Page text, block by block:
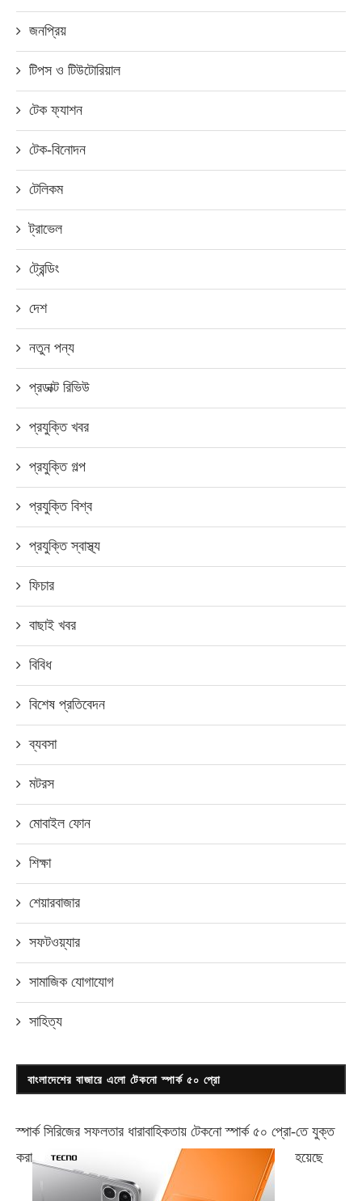
জনপ্রিয়
টিপস ও টিউটোরিয়াল
টেক ফ্যাশন
টেক-বিনোদন
টেলিকম
ট্রাভেল
ট্রেন্ডিং
দেশ
নতুন পন্য
প্রডাক্ট রিভিউ
প্রযুক্তি খবর
প্রযুক্তি গল্প
প্রযুক্তি বিশ্ব
প্রযুক্তি স্বাস্থ্য
ফিচার
বাছাই খবর
বিবিধ
বিশেষ প্রতিবেদন
ব্যবসা
মটরস
মোবাইল ফোন
শিক্ষা
শেয়ারবাজার
সফটওয়্যার
সামাজিক যোগাযোগ
সাহিত্য
বাংলাদেশের বাজারে এলো টেকনো স্পার্ক ৫০ প্রো
স্পার্ক সিরিজের সফলতার ধারাবাহিকতায় টেকনোস্পার্ক ৫০ প্রো-তে যুক্ত
করা
হয়েছে